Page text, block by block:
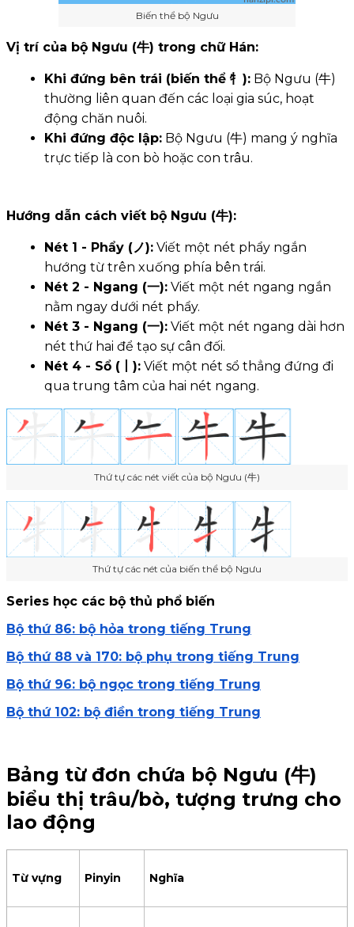
Biến thể bộ Ngưu
Vị trí của bộ Ngưu (牛) trong chữ Hán:
Khi đứng bên trái (biến thể 牜): Bộ Ngưu (牛)
thường liên quan đến các loại gia súc, hoạt
động chăn nuôi.
Khi đứng độc lập: Bộ Ngưu (牛) mang ý nghĩa
trực tiếp là con bò hoặc con trâu.
Hướng dẫn cách viết bộ Ngưu (牛):
Nét 1 - Phẩy (ノ): Viết một nét phẩy ngắn
hướng từ trên xuống phía bên trái.
Nét 2 - Ngang (一): Viết một nét ngang ngắn
nằm ngay dưới nét phẩy.
Nét 3 - Ngang (一): Viết một nét ngang dài hơn
nét thứ hai để tạo sự cân đối.
Nét 4 - Sổ (丨): Viết một nét sổ thẳng đứng đi
qua trung tâm của hai nét ngang.
Thứ tự các nét viết của bộ Ngưu (牛)
Thứ tự các nét của biến thể bộ Ngưu
Series học các bộ thủ phổ biến
Bộ thứ 86: bộ hỏa trong tiếng Trung
Bộ thứ 88 và 170: bộ phụ trong tiếng Trung
Bộ thứ 96: bộ ngọc trong tiếng Trung
Bộ thứ 102: bộ điền trong tiếng Trung
Bảng từ đơn chứa bộ Ngưu (牛)
biểu thị trâu/bò, tượng trưng cho
lao động
Từ vựng Pinyin Nghĩa